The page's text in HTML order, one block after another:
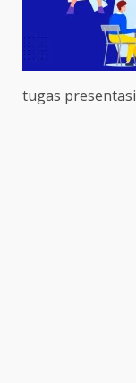
tugas presentasi